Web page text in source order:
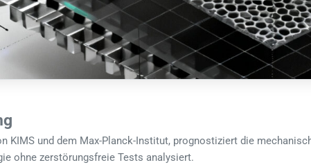
KIMS und dem Max-Planck-Institut, prognostiziert die
ohne zerstörungsfreie Tests analysiert.